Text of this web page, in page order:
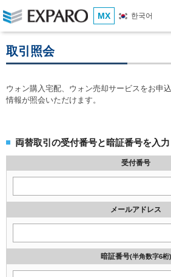
MX 한국어
取引照会
ウォン購入宅配、ウォン売却サービスをお申
情報が照会いただけます。
両替取引の受付番号と暗証番号を入力
受付番号
メールアドレス
暗証番号(半角数字6桁)